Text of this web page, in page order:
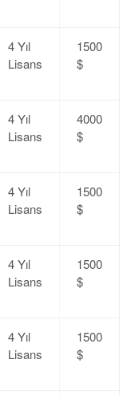
4 Yıl
Lisans
1500
$
4 Yıl
Lisans
4000
$
4 Yıl
Lisans
1500
$
4 Yıl
Lisans
1500
$
4 Yıl
Lisans
1500
$